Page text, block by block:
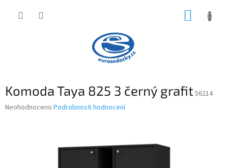
Komoda Taya 825 3 černý grafit56214
Průměrné
Neohodnoceno Podrobnosti hodnocení